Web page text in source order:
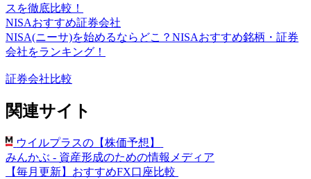
スを徹底比較！
NISAおすすめ証券会社
NISA(ニーサ)を始めるならどこ？NISAおすすめ銘柄・証券
会社をランキング！
証券会社比較
関連サイト
ウイルプラスの【株価予想】
みんかぶ - 資産形成のための情報メディア
【毎月更新】おすすめFX口座比較